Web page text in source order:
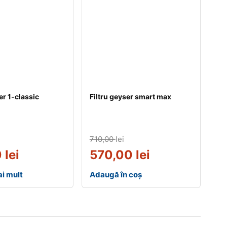
1-classic
lei
mult
Filtru geyser smart max
710,00lei
570,00 lei
Adaugă în coș